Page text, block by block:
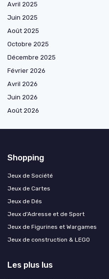
Avril 2025
Juin 2025
Août 2025
Octobre 2025
Décembre 2025
Février 2026
Avril 2026
Juin 2026
Août 2026
Shopping
Jeux de Société
Jeux de Cartes
Jeux de Dés
Jeux d'Adresse et de Sport
Jeux de Figurines et Wargames
Jeux de construction & LEGO
Les plus lus